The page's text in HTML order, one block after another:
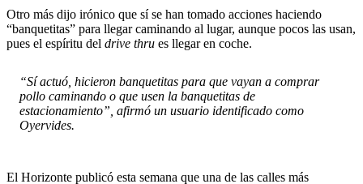
Otro más dijo irónico que sí se han tomado acciones haciendo
“banquetitas” para llegar caminando al lugar, aunque pocos las usan,
pues el espíritu del drive thru es llegar en coche.
“Sí actuó, hicieron banquetitas para que vayan a comprar
pollo caminando o que usen la banquetitas de
estacionamiento”, afirmó un usuario identificado como
Oyervides.
El Horizonte publicó esta semana que una de las calles más